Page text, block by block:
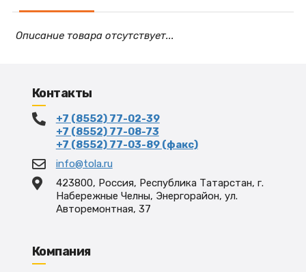
Описание товара отсутствует...
Контакты
+7 (8552) 77-02-39
+7 (8552) 77-08-73
+7 (8552) 77-03-89 (факс)
info@tola.ru
423800, Россия, Республика Татарстан, г.
Набережные Челны, Энергорайон, ул.
Авторемонтная, 37
Компания